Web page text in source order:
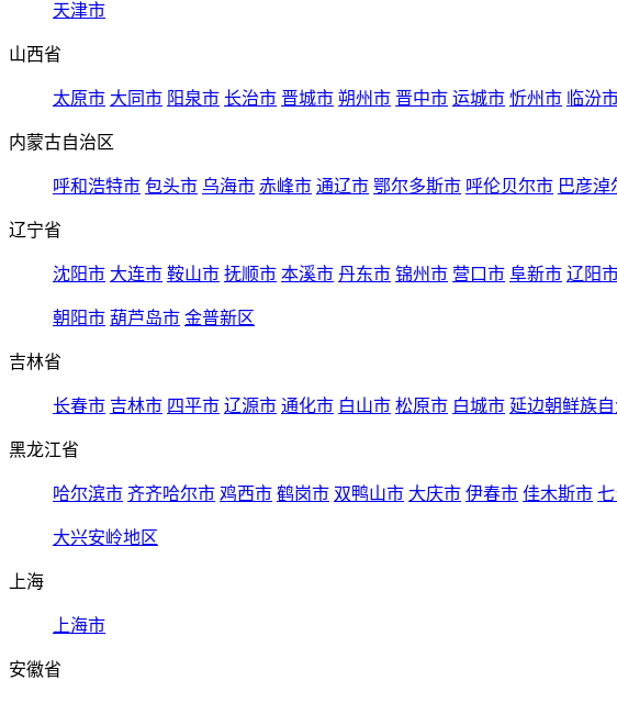
天津市
山西省
太原市 大同市 阳泉市 长治市 晋城市 朔州市 晋中市 运城市 忻州市 临汾
内蒙古自治区
呼和浩特市 包头市 乌海市 赤峰市 通辽市 鄂尔多斯市 呼伦贝尔市 巴彦淖
辽宁省
沈阳市 大连市 鞍山市 抚顺市 本溪市 丹东市 锦州市 营口市 阜新市 辽阳
朝阳市 葫芦岛市 金普新区
吉林省
长春市 吉林市 四平市 辽源市 通化市 白山市 松原市 白城市 延边朝鲜族自
黑龙江省
哈尔滨市 齐齐哈尔市 鸡西市 鹤岗市 双鸭山市 大庆市 伊春市 佳木斯市
大兴安岭地区
上海
上海市
安徽省